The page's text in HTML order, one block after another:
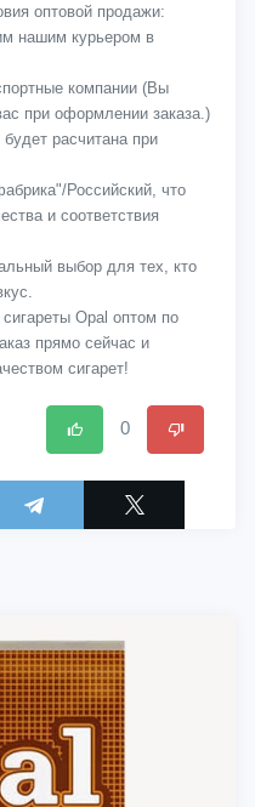
оптовой продажи:
нашим курьером в
компании (Вы
при оформлении заказа.)
расчитана при
Российский, что
и соответствия
выбор для тех, кто
Opal оптом по
прямо сейчас и
сигарет!
0